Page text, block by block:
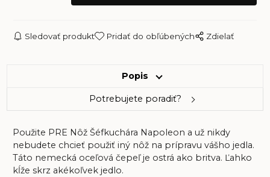
Sledovať produkt Pridať do obľúbených Zdielať
Popis
Potrebujete poradiť?
Použite PRE Nôž Šéfkuchára Napoleon a už nikdy
nebudete chcieť použiť iný nôž na prípravu vášho jedla.
Táto nemecká oceľová čepeľ je ostrá ako britva. Ľahko
kĺže skrz akékoľvek jedlo.